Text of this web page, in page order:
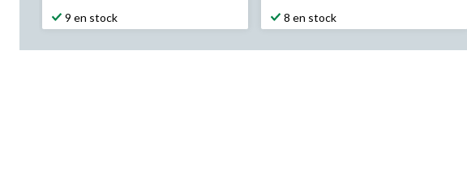
9 en stock 8 en stock